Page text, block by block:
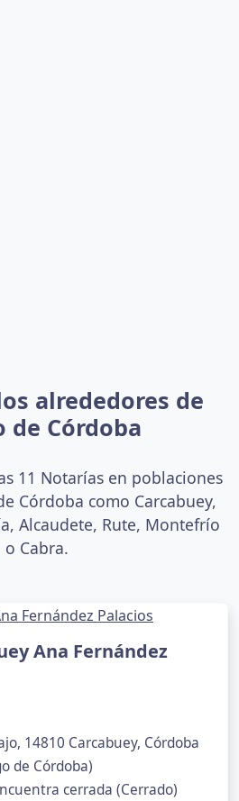
alrededores de
de Córdoba
11 Notarías en poblaciones
Córdoba como Carcabuey,
Alcaudete, Rute, Montefrío
o Cabra.
Ana Fernández
14810 Carcabuey, Córdoba
de Córdoba)
cerrada (Cerrado)